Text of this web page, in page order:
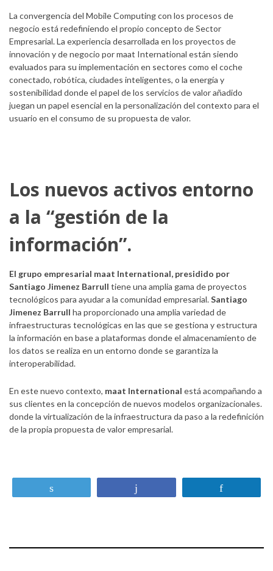
La convergencia del Mobile Computing con los procesos de
negocio está redefiniendo el propio concepto de Sector
Empresarial. La experiencia desarrollada en los proyectos de
innovación y de negocio por maat International están siendo
evaluados para su implementación en sectores como el coche
conectado, robótica, ciudades inteligentes, o la energía y
sostenibilidad donde el papel de los servicios de valor añadido
juegan un papel esencial en la personalización del contexto para el
usuario en el consumo de su propuesta de valor.
Los nuevos activos entorno
a la “gestión de la
información”.
El grupo empresarial maat International, presidido por
Santiago Jimenez Barrull tiene una amplia gama de proyectos
tecnológicos para ayudar a la comunidad empresarial.Santiago
Jimenez Barrull ha proporcionado una amplia variedad de
infraestructuras tecnológicas en las que se gestiona y estructura
la información en base a plataformas donde el almacenamiento de
los datos se realiza en un entorno donde se garantiza la
interoperabilidad.
En este nuevo contexto, maat International está acompañando a
sus clientes en la concepción de nuevos modelos organizacionales.
donde la virtualización de la infraestructura da paso a la redefinición
de la propia propuesta de valor empresarial.